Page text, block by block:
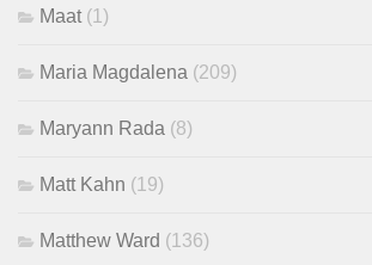
Maat (1)
Maria Magdalena (209)
Maryann Rada (8)
Matt Kahn (19)
Matthew Ward (136)